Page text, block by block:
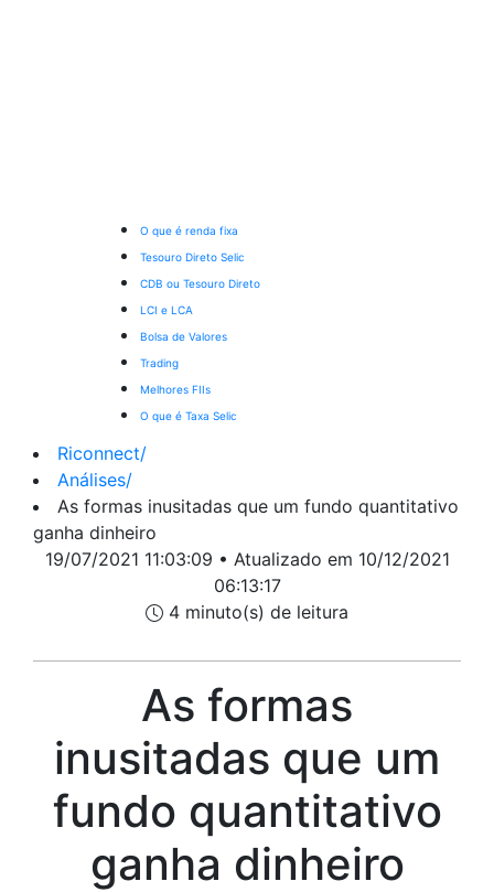
O que é renda fixa
Tesouro Direto Selic
CDB ou Tesouro Direto
LCI e LCA
Bolsa de Valores
Trading
Melhores FIIs
O que é Taxa Selic
Riconnect/
Análises/
As formas inusitadas que um fundo quantitativo
ganha dinheiro
19/07/2021 11:03:09 • Atualizado em 10/12/2021
06:13:17
4 minuto(s) de leitura
As formas
inusitadas que um
fundo quantitativo
ganha dinheiro